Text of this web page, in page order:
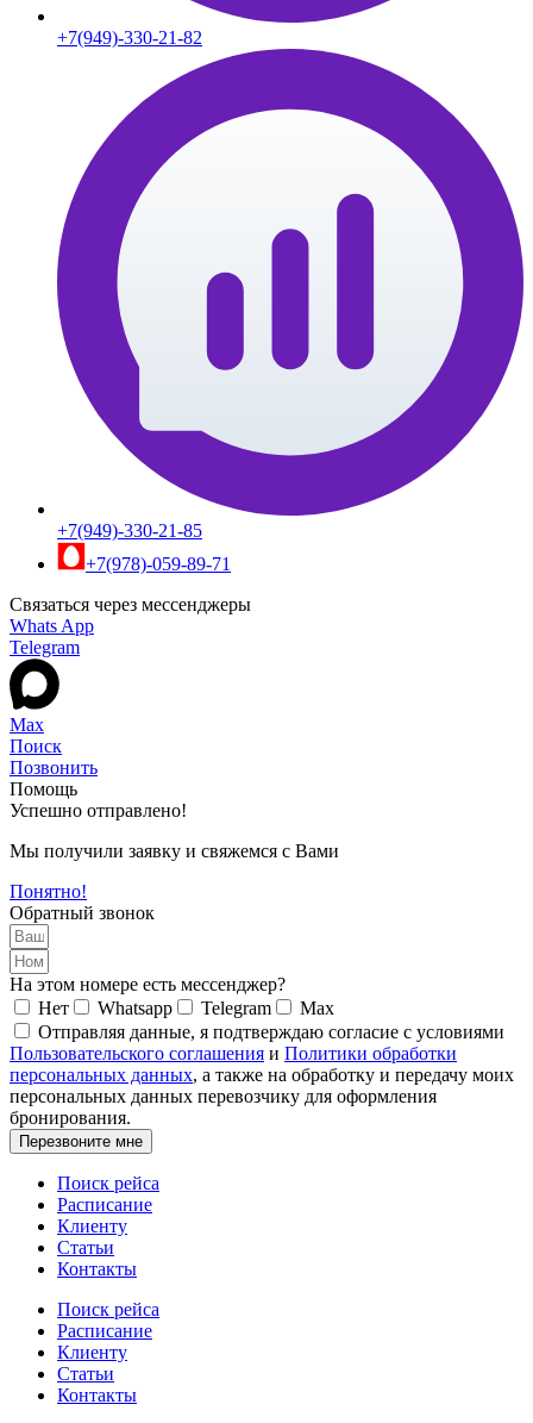
+7(949)-330-21-82
+7(949)-330-21-85
+7(978)-059-89-71
Связаться через мессенджеры
Whats App
Telegram
Max
Поиск
Позвонить
Помощь
Успешно отправлено!
Мы получили заявку и свяжемся с Вами
Понятно!
Обратный звонок
На этом номере есть мессенджер?
Нет
Whatsapp Telegram
Max
Отправляя данные, я подтверждаю согласие с условиями
Пользовательского соглашения и Политики обработки
персональных данных, а также на обработку и передачу моих
персональных данных перевозчику для оформления
бронирования.
Перезвоните мне
Поиск рейса
Расписание
Клиенту
Статьи
Контакты
Поиск рейса
Расписание
Клиенту
Статьи
Контакты